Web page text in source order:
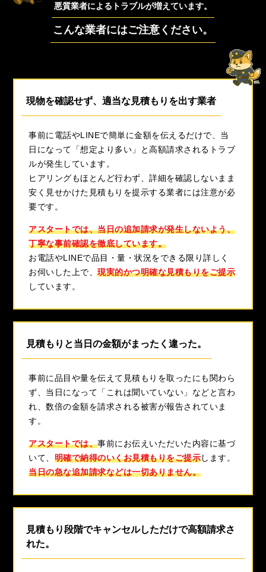
悪質業者によるトラブルが増えています。
こんな業者にはご注意ください。
現物を確認せず、適当な見積もりを出す業者
事前に電話やLINEで簡単に金額を伝えるだけで、当
日になって「想定より多い」と高額請求されるトラブ
ルが発生しています。
ヒアリングもほとんど行わず、詳細を確認しないまま
安く見せかけた見積もりを提示する業者には注意が必
要です。
アスタートでは、当日の追加請求が発生しないよう、
丁寧な事前確認を徹底しています。
お電話やLINEで品目・量・状況をできる限り詳しく
お伺いした上で、現実的かつ明確な見積もりをご提示
しています。
見積もりと当日の金額がまったく違った。
事前に品目や量を伝えて見積もりを取ったにも関わら
ず、当日になって「これは聞いていない」などと言わ
れ、数倍の金額を請求される被害が報告されていま
す。
アスタートでは、事前にお伝えいただいた内容に基づ
いて、 明確で納得のいくお見積もりをご提示します。
当日の急な追加請求などは一切ありません。
見積もり段階でキャンセルしただけで高額請求さ
れた。